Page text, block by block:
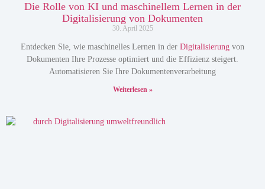
Die Rolle von KI und maschinellem Lernen in der
Digitalisierung von Dokumenten
30. April 2025
Entdecken Sie, wie maschinelles Lernen in der Digitalisierung von
Dokumenten Ihre Prozesse optimiert und die Effizienz steigert.
Automatisieren Sie Ihre Dokumentenverarbeitung
Weiterlesen »